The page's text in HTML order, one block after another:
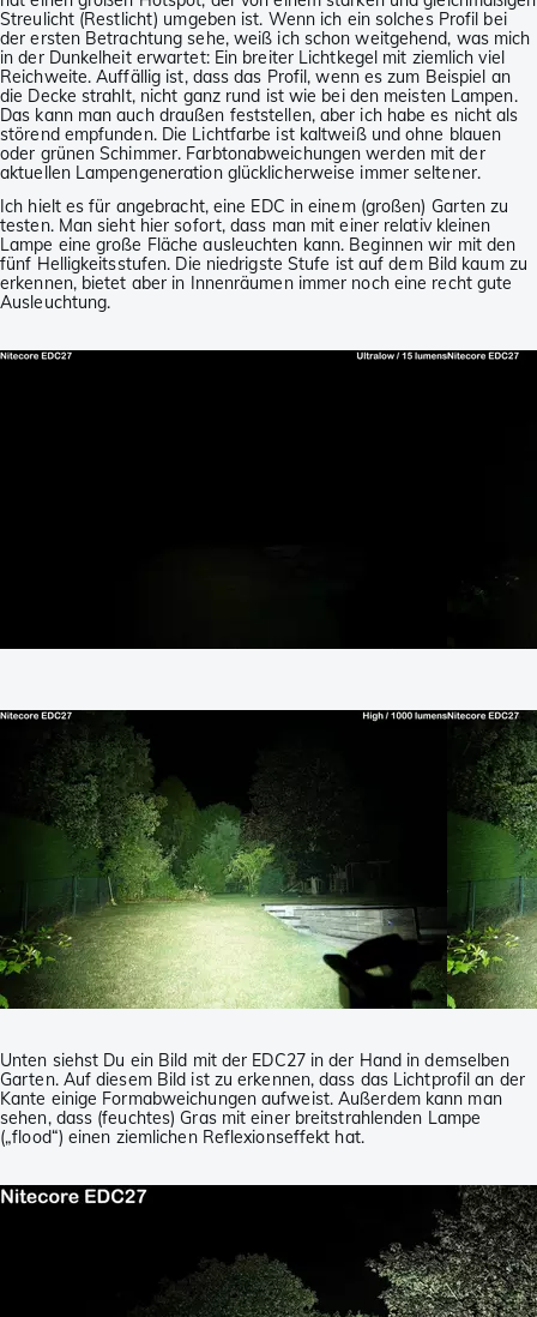
Streulicht (Restlicht) umgeben ist. Wenn ich ein solches Profil bei
der ersten Betrachtung sehe, weiß ich schon weitgehend, was mich
in der Dunkelheit erwartet: Ein breiter Lichtkegel mit ziemlich viel
Reichweite. Auffällig ist, dass das Profil, wenn es zum Beispiel an
die Decke strahlt, nicht ganz rund ist wie bei den meisten Lampen.
Das kann man auch draußen feststellen, aber ich habe es nicht als
störend empfunden. Die Lichtfarbe ist kaltweiß und ohne blauen
oder grünen Schimmer. Farbtonabweichungen werden mit der
aktuellen Lampengeneration glücklicherweise immer seltener.
Ich hielt es für angebracht, eine EDC in einem (großen) Garten zu
testen. Man sieht hier sofort, dass man mit einer relativ kleinen
Lampe eine große Fläche ausleuchten kann. Beginnen wir mit den
fünf Helligkeitsstufen. Die niedrigste Stufe ist auf dem Bild kaum zu
erkennen, bietet aber in Innenräumen immer noch eine recht gute
Ausleuchtung.
Unten siehst Du ein Bild mit der EDC27 in der Hand in demselben
Garten. Auf diesem Bild ist zu erkennen, dass das Lichtprofil an der
Kante einige Formabweichungen aufweist. Außerdem kann man
sehen, dass (feuchtes) Gras mit einer breitstrahlenden Lampe
(„flood“) einen ziemlichen Reflexionseffekt hat.